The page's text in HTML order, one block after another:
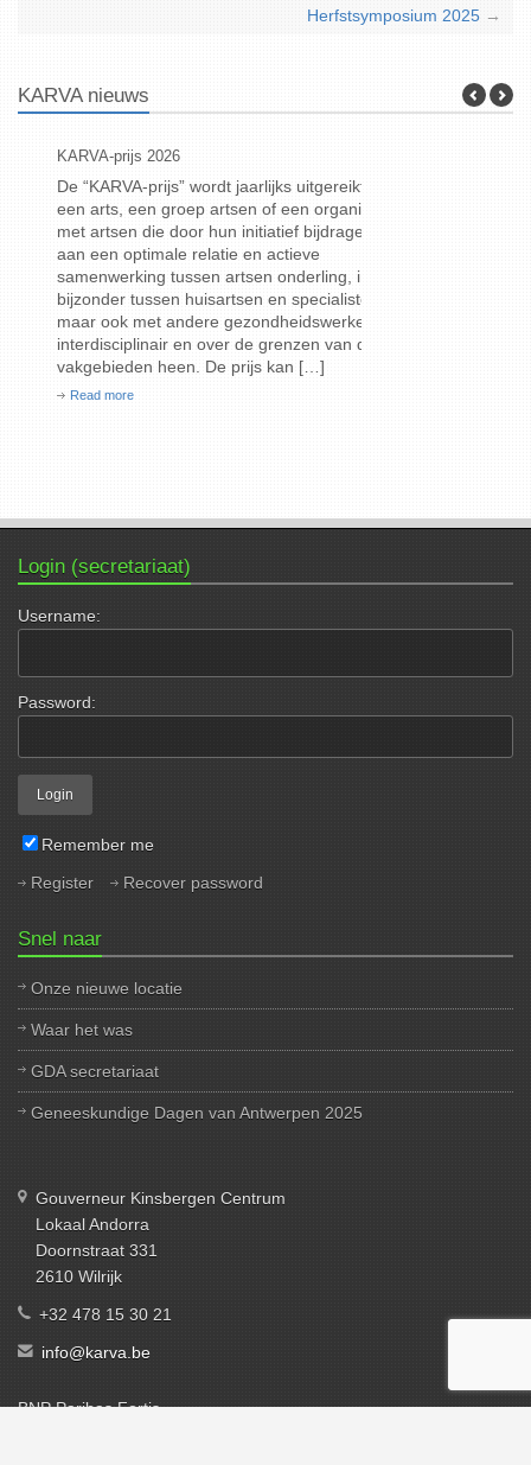
Herfstsymposium 2025 →
KARVA nieuws
KARVA-prijs 2026
De “KARVA-prijs” wordt jaarlijks uitgereikt aan
een arts, een groep artsen of een organisatie
met artsen die door hun initiatief bijdragen
aan een optimale relatie en actieve
samenwerking tussen artsen onderling, in het
bijzonder tussen huisartsen en specialisten,
maar ook met andere gezondheidswerkers,
interdisciplinair en over de grenzen van de
vakgebieden heen. De prijs kan […]
Read more
Login (secretariaat)
Username:
Password:
Remember me
Register
Recover password
Snel naar
Onze nieuwe locatie
Waar het was
GDA secretariaat
Geneeskundige Dagen van Antwerpen 2025
Gouverneur Kinsbergen Centrum
Lokaal Andorra
Doornstraat 331
2610 Wilrijk
+32 478 15 30 21
info@karva.be
BNP Paribas Fortis